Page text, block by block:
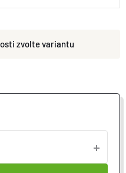
zvolte variantu